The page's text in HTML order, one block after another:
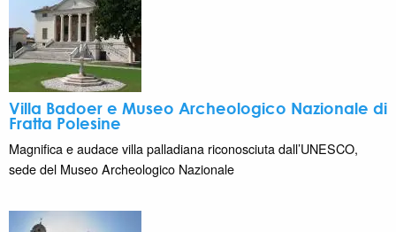
Villa Badoer e Museo Archeologico Nazionale di
Fratta Polesine
Magnifica e audace villa palladiana riconosciuta dall’UNESCO,
sede del Museo Archeologico Nazionale